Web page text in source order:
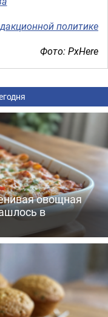
политике
Фото: PxHere
овощная
в